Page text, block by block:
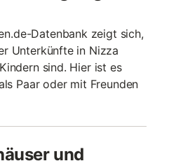
Datenbank zeigt sich,
Unterkünfte in Nizza
sind. Hier ist es
Paar oder mit Freunden
und